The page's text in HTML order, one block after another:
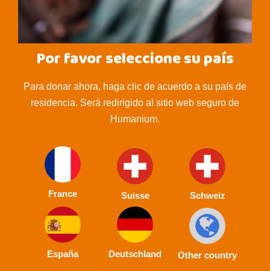
Por favor seleccione su país
Para donar ahora, haga clic de acuerdo a su país de
residencia. Será redirigido al sitio web seguro de
Humanium.
France Suisse Schweiz
España Deutschland Other country